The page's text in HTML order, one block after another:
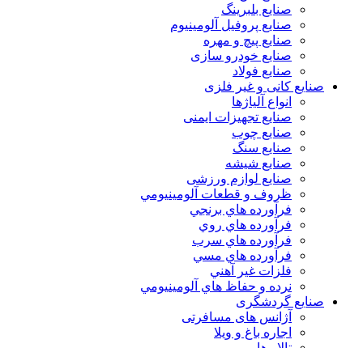
صنایع بلبرینگ
صنایع پروفیل آلومینیوم
صنایع پیچ و مهره
صنایع خودرو سازی
صنایع فولاد
صنایع کانی و غیر فلزی
انواع آلياژها
صنایع تجهیزات ایمنی
صنایع چوب
صنایع سنگ
صنایع شیشه
صنایع لوازم ورزشی
ظروف و قطعات آلومينيومي
فرآورده هاي برنجي
فرآورده هاي روي
فرآورده هاي سرب
فرآورده هاي مسي
فلزات غير آهني
نرده و حفاظ هاي آلومينيومي
صنایع گردشگری
آژانس های مسافرتی
اجاره باغ و ویلا